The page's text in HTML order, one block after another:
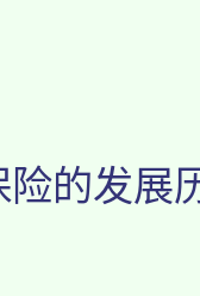
的发展